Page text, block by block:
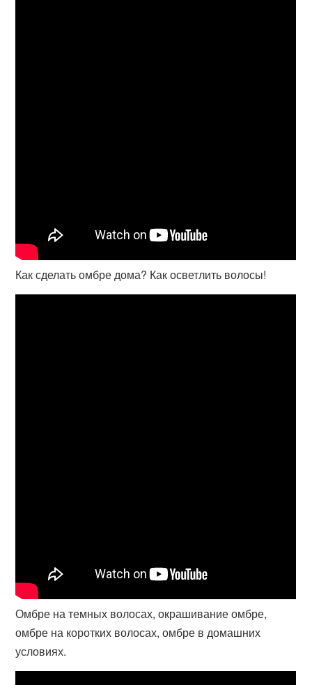
Как сделать омбре дома? Как осветлить волосы!
Омбре на темных волосах, окрашивание омбре,
омбре на коротких волосах, омбре в домашних
условиях.